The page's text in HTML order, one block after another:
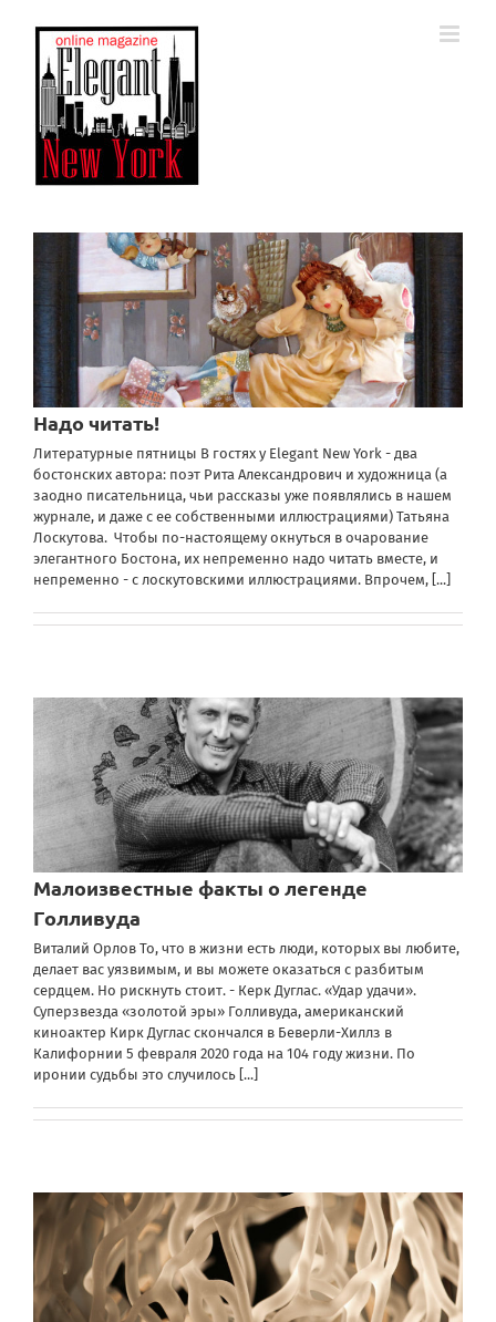
Надо читать!
Литературные пятницы В гостях у Elegant New York - два
бостонских автора: поэт Рита Александрович и художница (а
заодно писательница, чьи рассказы уже появлялись в нашем
журнале, и даже с ее собственными иллюстрациями) Татьяна
Лоскутова. Чтобы по-настоящему окнуться в очарование
элегантного Бостона, их непременно надо читать вместе, и
непременно - с лоскутовскими иллюстрациями. Впрочем, [...]
Малоизвестные факты о легенде
Голливуда
Виталий Орлов То, что в жизни есть люди, которых вы любите,
делает вас уязвимым, и вы можете оказаться с разбитым
сердцем. Но рискнуть стоит. - Керк Дуглас. «Удар удачи».
Суперзвезда «золотой эры» Голливуда, американский
киноактер Кирк Дуглас скончался в Беверли-Хиллз в
Калифорнии 5 февраля 2020 года на 104 году жизни. По
иронии судьбы это случилось [...]